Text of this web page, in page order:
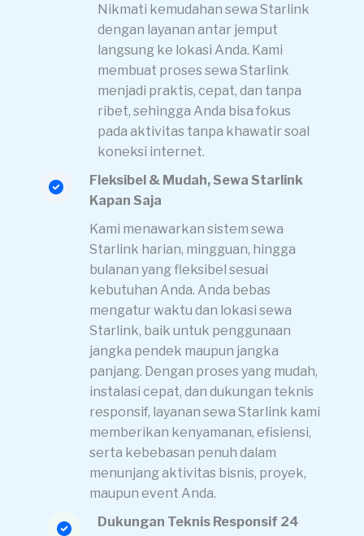
Nikmati kemudahan sewa Starlink
dengan layanan antar jemput
langsung ke lokasi Anda. Kami
membuat proses sewa Starlink
menjadi praktis, cepat, dan tanpa
ribet, sehingga Anda bisa fokus
pada aktivitas tanpa khawatir soal
koneksi internet.
Fleksibel & Mudah, Sewa Starlink
Kapan Saja
Kami menawarkan sistem sewa
Starlink harian, mingguan, hingga
bulanan yang fleksibel sesuai
kebutuhan Anda. Anda bebas
mengatur waktu dan lokasi sewa
Starlink, baik untuk penggunaan
jangka pendek maupun jangka
panjang. Dengan proses yang mudah,
instalasi cepat, dan dukungan teknis
responsif, layanan sewa Starlink kami
memberikan kenyamanan, efisiensi,
serta kebebasan penuh dalam
menunjang aktivitas bisnis, proyek,
maupun event Anda.
Dukungan Teknis Responsif 24